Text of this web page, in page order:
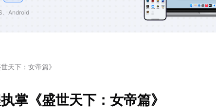
、Android
天下：女帝篇》
掌《盛世天下：女帝篇》